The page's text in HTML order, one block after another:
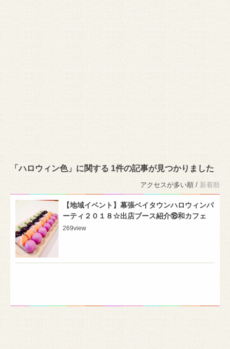
「ハロウィン色」に関する 1件の記事が見つかりました
アクセスが多い順 / 新着順
【地域イベント】幕張ベイタウンハロウィンパ
ーティ２０１８☆出店ブース紹介⑱和カフェ
269view